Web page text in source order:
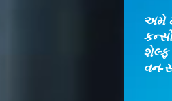
અમે
શેલ્ફ
વન-